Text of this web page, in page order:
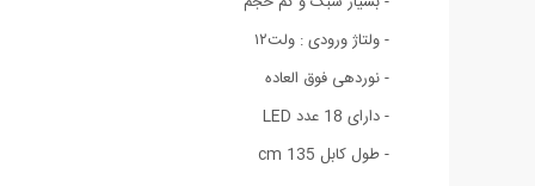
- ولتاژ ورودی : ولت۱۲
- نوردهی فوق العاده
- دارای 18 عدد LED
- طول کابل 135 cm